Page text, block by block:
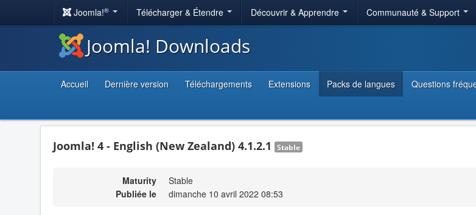
Joomla!® Télécharger & Étendre Découvrir & Apprendre Communauté & Support
Joomla! Downloads
Accueil Dernière version Téléchargements Extensions Packs de langues Questions
Joomla! 4 - English (New Zealand) 4.1.2.1 Stable
Maturity
Stable
Publiée le
dimanche 10 avril 2022 08:53